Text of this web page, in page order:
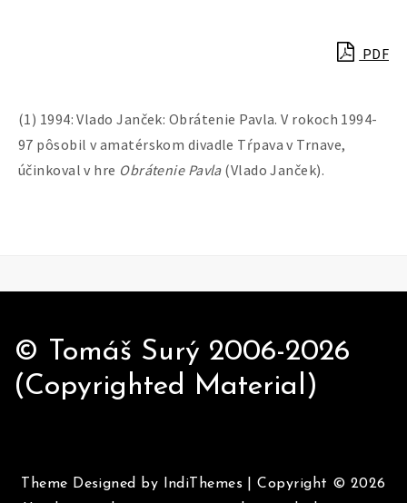
PDF
(1) 1994: Vlado Janček: Obrátenie Pavla. V rokoch 1994-
97 pôsobil v amatérskom divadle Tŕpava v Trnave,
účinkoval v hre Obrátenie Pavla(Vlado Janček).
© Tomáš Surý 2006-2026
(Copyrighted Material)
Theme Designed by IndiThemes |Copyright © 2026